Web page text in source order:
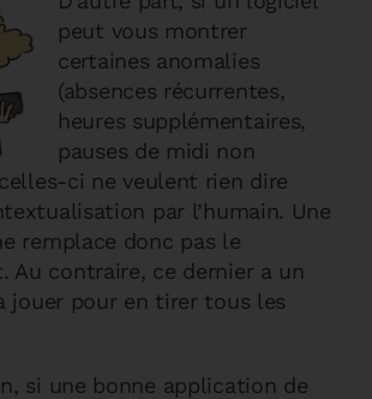
peut vous montrer
certaines anomalies
(absences récurrentes,
heures supplémentaires,
pauses de midi non
ci ne veulent rien dire
par l’humain. Une
remplace donc pas le
Au contraire, ce dernier a un
jouer pour en tirer tous les
si une bonne application de